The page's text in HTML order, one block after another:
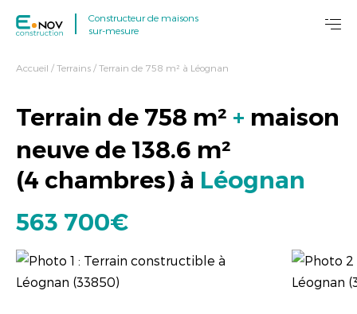
Constructeur de maisons
sur-mesure
Accueil / Terrains / Terrain de 758 m² à Léognan
Terrain de 758 m² + maison
neuve de 138.6 m²
(4 chambres) à Léognan
563 700€